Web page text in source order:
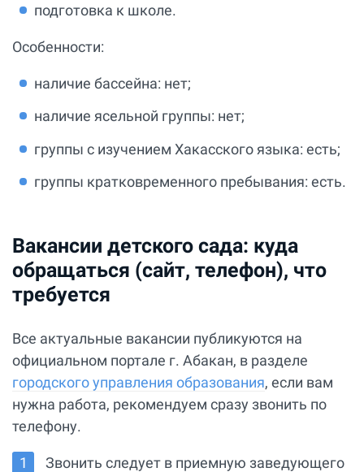
подготовка к школе.
Особенности:
наличие бассейна: нет;
наличие ясельной группы: нет;
группы с изучением Хакасского языка: есть;
группы кратковременного пребывания: есть.
Вакансии детского сада: куда
обращаться (сайт, телефон), что
требуется
Все актуальные вакансии публикуются на
официальном портале г. Абакан, в разделе
городского управления образования, если вам
нужна работа, рекомендуем сразу звонить по
телефону.
Звонить следует в приемную заведующего